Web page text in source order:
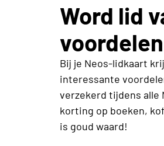
Word lid
voordelen
Bij je Neos-lidkaart
interessante
verzekerd tijdens alle
korting op boeken,
is goud waard!